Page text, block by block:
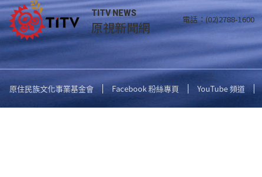
TITV NEWS
原視新聞網 電話：(02)2788-1600
原住民族文化事業基金會 Facebook 粉絲專頁 YouTube 頻道